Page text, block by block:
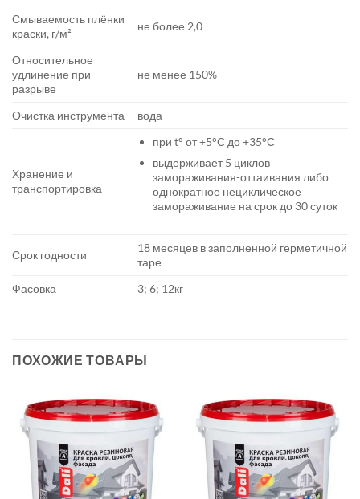
Смываемость плёнки
краски, г/м²
не более 2,0
Относительное
удлинение при
разрыве
не менее 150%
Очистка инструмента вода
Хранение и
транспортировка
при t° от +5°С до +35°С
выдерживает 5 циклов
замораживания-оттаивания либо
однократное нециклическое
замораживание на срок до 30 суток
Срок годности
18 месяцев в заполненной герметичной
таре
Фасовка
3; 6; 12кг
ПОХОЖИЕ ТОВАРЫ